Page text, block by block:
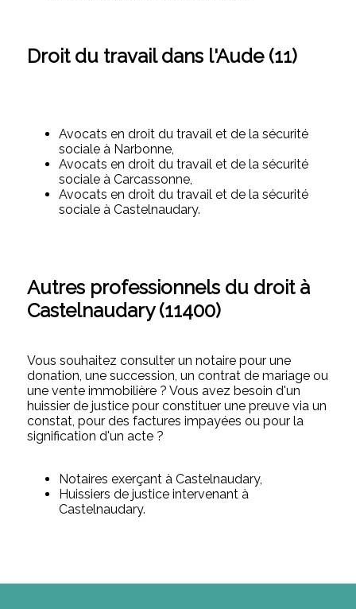
Droit du travail dans l'Aude (11)
Avocats en droit du travail et de la sécurité
sociale à Narbonne,
Avocats en droit du travail et de la sécurité
sociale à Carcassonne,
Avocats en droit du travail et de la sécurité
sociale à Castelnaudary.
Autres professionnels du droit à
Castelnaudary (11400)
Vous souhaitez consulter un notaire pour une
donation, une succession, un contrat de mariage ou
une vente immobilière ? Vous avez besoin d'un
huissier de justice pour constituer une preuve via un
constat, pour des factures impayées ou pour la
signification d'un acte ?
Notaires exerçant à Castelnaudary,
Huissiers de justice intervenant à
Castelnaudary.